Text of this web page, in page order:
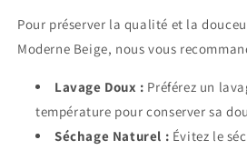
Pour préserver la qualité et la
Moderne Beige, nous vous
Lavage Doux : Préférez un
température pour conserver sa
Séchage Naturel : Évitez le